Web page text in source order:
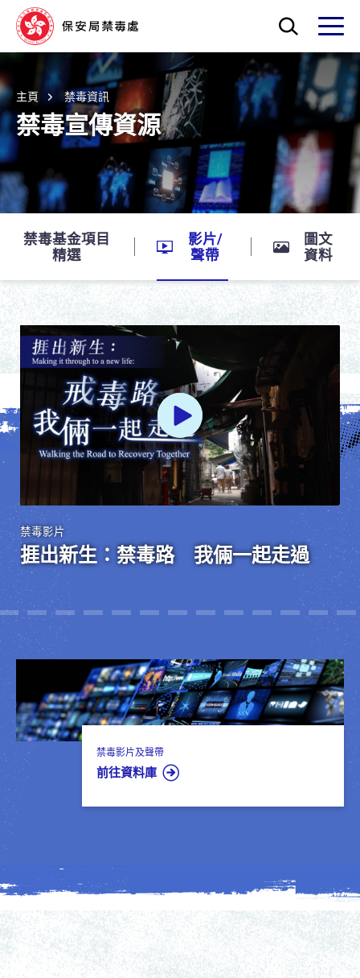
Skip to main content
打開搜索框
打開
主頁 禁毒資訊
禁毒宣傳資源
禁毒基金項目
精選
影片/
聲帶
圖文
資料
禁毒影片
捱出新生：禁毒路 我倆一起走過
19 20 21 30
禁毒影片及聲帶
前往資料庫